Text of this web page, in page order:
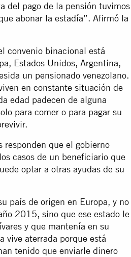
del pago de la pensión tuvimos
abonar la estadía”. Afirmó la
convenio binacional está
Estados Unidos, Argentina,
un pensionado venezolano.
en constante situación de
edad padecen de alguna
para comer o para pagar su
responden que el gobierno
casos de un beneficiario que
optar a otras ayudas de su
país de origen en Europa, y no
2015, sino que ese estado le
y que mantenía en su
vive aterrada porque está
tenido que enviarle dinero